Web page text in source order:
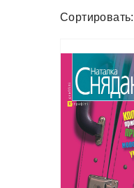
Сортировать: